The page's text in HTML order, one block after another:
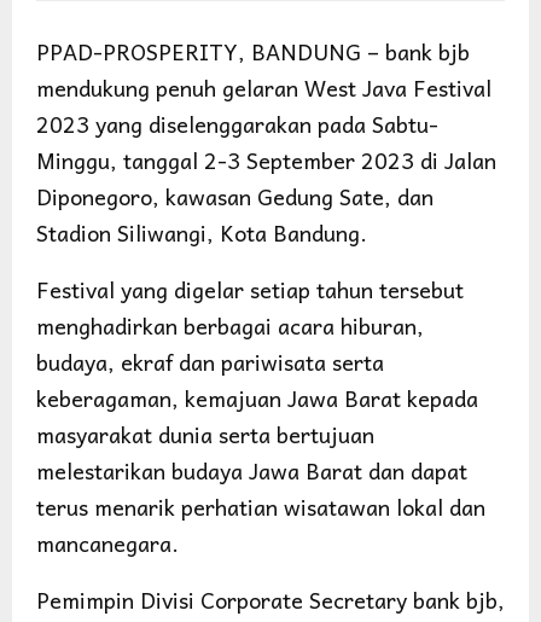
PPAD-PROSPERITY, BANDUNG – bank bjb
mendukung penuh gelaran West Java Festival
2023 yang diselenggarakan pada Sabtu-
Minggu, tanggal 2-3 September 2023 di Jalan
Diponegoro, kawasan Gedung Sate, dan
Stadion Siliwangi, Kota Bandung.
Festival yang digelar setiap tahun tersebut
menghadirkan berbagai acara hiburan,
budaya, ekraf dan pariwisata serta
keberagaman, kemajuan Jawa Barat kepada
masyarakat dunia serta bertujuan
melestarikan budaya Jawa Barat dan dapat
terus menarik perhatian wisatawan lokal dan
mancanegara.
Pemimpin Divisi Corporate Secretary bank bjb,